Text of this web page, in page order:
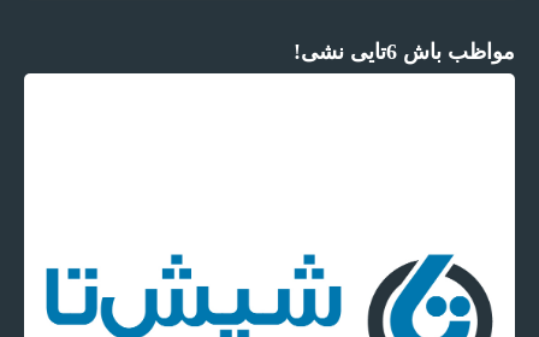
مواظب باش 6تایی نشی!